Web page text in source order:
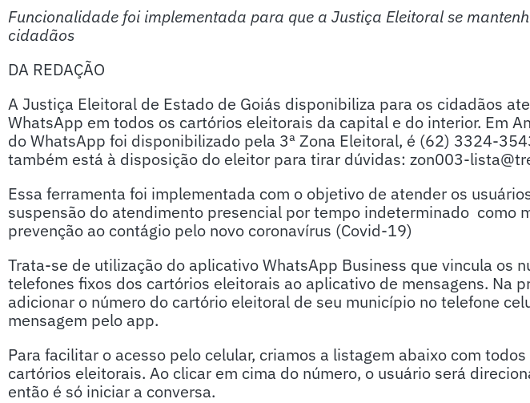
Funcionalidade foi implementada para que a Justiça Eleitoral se
cidadãos
DA REDAÇÃO
A Justiça Eleitoral de Estado de Goiás disponibiliza para os cidadãos
WhatsApp em todos os cartórios eleitorais da capital e do interior. Em
do WhatsApp foi disponibilizado pela 3ª Zona Eleitoral, é (62) 3324-
também está à disposição do eleitor para tirar dúvidas: zon003-
Essa ferramenta foi implementada com o objetivo de atender os
suspensão do atendimento presencial por tempo indeterminado como
prevenção ao contágio pelo novo coronavírus (Covid-19)
Trata-se de utilização do aplicativo WhatsApp Business que vincula os
telefones fixos dos cartórios eleitorais ao aplicativo de mensagens. Na
adicionar o número do cartório eleitoral de seu município no telefone
mensagem pelo app.
Para facilitar o acesso pelo celular, criamos a listagem abaixo com
cartórios eleitorais. Ao clicar em cima do número, o usuário será
então é só iniciar a conversa.